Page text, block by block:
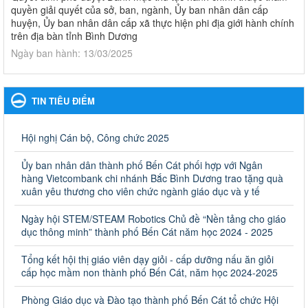
quyền giải quyết của sở, ban, ngành, Ủy ban nhân dân cấp
huyện, Ủy ban nhân dân cấp xã thực hiện phi địa giới hành chính
trên địa bàn tỉnh Bình Dương
Ngày ban hành: 13/03/2025
Kế hoạch Phổ biến, giáo dục pháp luật năm 2025 của ngành
Giáo dục và Đào tạo thành phố Bến Cát
Kế hoạch Phổ biến, giáo dục pháp luật năm 2025 của ngành
Ngày ban hành: 28/02/2025
Quyết định công bố thủ tục hành chính bị bãi bỏ trong lĩnh
vực giáo dục đào tạo thuộc hệ giáo dục quốc dân và cơ sở
giáo dục khác thuộc thẩm quyền giải quyết của Sở Giáo dục
và Đào tạo, Ủy ban nhân dân cấp huyện
Quyết định công bố thủ tục hành chính bị bãi bỏ trong lĩnh vực
giáo dục đào tạo thuộc hệ giáo dục quốc dân và cơ sở giáo dục
khác thuộc thẩm quyền giải quyết của Sở Giáo dục và Đào tạo,
Ủy ban nhân dân cấp huyện
Ngày ban hành: 30/09/2024
Hướng dẫn thực hiện nhiệm vụ giáo dục tiểu học năm học
TIN TIÊU ĐIỂM
Hội nghị Cán bộ, Công chức 2025
Ủy ban nhân dân thành phố Bến Cát phối hợp với Ngân
hàng Vietcombank chi nhánh Bắc Bình Dương trao tặng quà
xuân yêu thương cho viên chức ngành giáo dục và y tế
Ngày hội STEM/STEAM Robotics Chủ đề “Nền tảng cho giáo
dục thông minh” thành phố Bến Cát năm học 2024 - 2025
Tổng kết hội thị giáo viên dạy giỏi - cấp dưỡng nấu ăn giỏi
cấp học mầm non thành phố Bến Cát, năm học 2024-2025
Phòng Giáo dục và Đào tạo thành phố Bến Cát tổ chức Hội